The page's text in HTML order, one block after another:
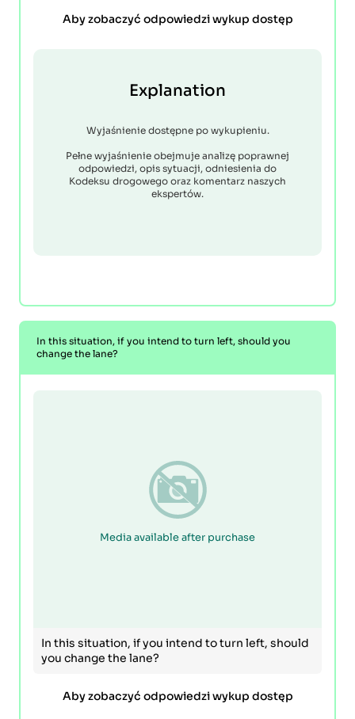
Aby zobaczyć odpowiedzi wykup dostęp
Explanation
Wyjaśnienie dostępne po wykupieniu.
Pełne wyjaśnienie obejmuje analizę poprawnej
odpowiedzi, opis sytuacji, odniesienia do
Kodeksu drogowego oraz komentarz naszych
ekspertów.
In this situation, if you intend to turn left, should you
change the lane?
Media available after purchase
In this situation, if you intend to turn left, should
you change the lane?
Aby zobaczyć odpowiedzi wykup dostęp